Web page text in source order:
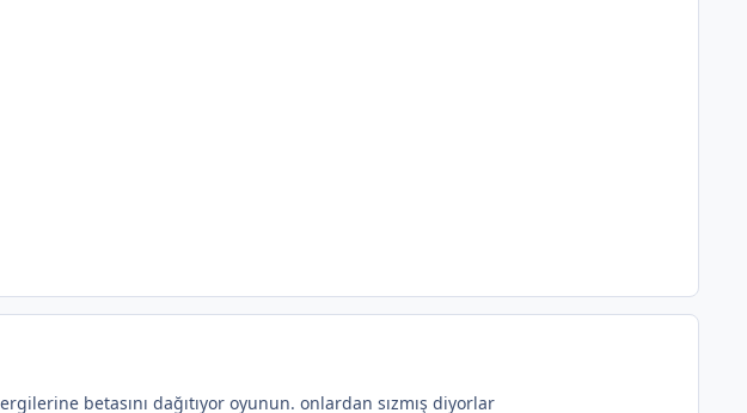
betasını dağıtıyor oyunun. onlardan sızmış diyorlar